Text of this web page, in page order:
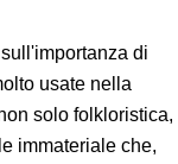
di
usate nella
solo folkloristica,
immateriale che,